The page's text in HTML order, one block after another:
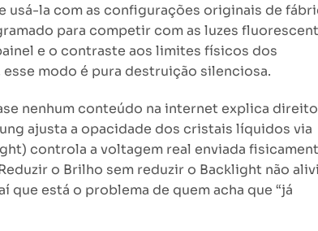
usá-la com as configurações originais de
para competir com as luzes
e o contraste aos limites físicos dos
modo é pura destruição silenciosa.
nenhum conteúdo na internet explica
ajusta a opacidade dos cristais líquidos via
controla a voltagem real enviada
o Brilho sem reduzir o Backlight não
que está o problema de quem acha que “já